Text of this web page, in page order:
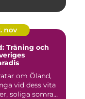
nov
Träning och
om Öland,
vid dess vita
soliga somra...